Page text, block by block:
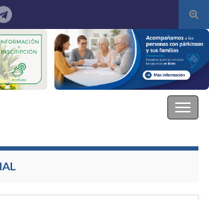
de
for: